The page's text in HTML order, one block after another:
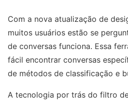
Com a nova atualização de
muitos usuários estão se
de conversas funciona. Essa
fácil encontrar conversas
de métodos de classificação e
A tecnologia por trás do filtro